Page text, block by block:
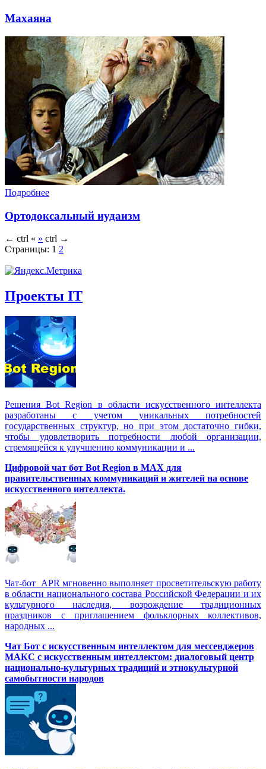
Махаяна
Подробнее
Ортодоксальный иудаизм
← ctrl « » ctrl →
Страницы: 1 2
Проекты IT
Решения Вot Region в области искусственного интеллекта
разработаны с учетом уникальных потребностей
государственных структур, но при этом достаточно гибки,
чтобы удовлетворить потребности любой организации,
стремящейся к улучшению коммуникации и ...
Цифровой чат бот Вot Region в MAX для
правительственных коммуникаций и жителей на основе
искусственного интеллекта.
Чат-бот APR мгновенно выполняет просветительскую работу
в области национального состава Российской Федерации и их
культурного наследия, возрождение традиционных
праздников с приглашением фольклорных коллективов,
народных ...
Чат Бот с искусственным интеллектом для мессенджеров
МАКС с искусственным интеллектом: диалоговый центр
национально-культурных традиций и этнокультурной
самобытности народов